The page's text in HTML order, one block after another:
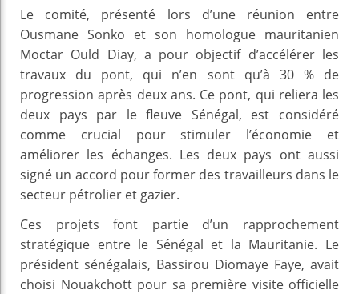
Le comité, présenté lors d’une réunion entre
Ousmane Sonko et son homologue mauritanien
Moctar Ould Diay, a pour objectif d’accélérer les
travaux du pont, qui n’en sont qu’à 30 % de
progression après deux ans. Ce pont, qui reliera les
deux pays par le fleuve Sénégal, est considéré
comme crucial pour stimuler l’économie et
améliorer les échanges. Les deux pays ont aussi
signé un accord pour former des travailleurs dans le
secteur pétrolier et gazier.
Ces projets font partie d’un rapprochement
stratégique entre le Sénégal et la Mauritanie. Le
président sénégalais, Bassirou Diomaye Faye, avait
choisi Nouakchott pour sa première visite officielle